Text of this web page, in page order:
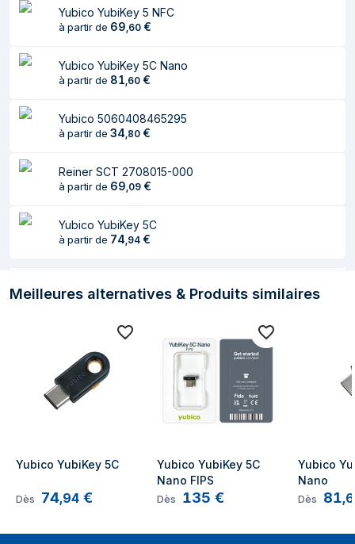
Yubico YubiKey 5 NFC
à partir de 69 60 €
Yubico YubiKey 5C Nano
à partir de 81 60 €
Yubico 5060408465295
à partir de 34 80 €
Reiner SCT 2708015-000
à partir de 69 09 €
Yubico YubiKey 5C
à partir de 74 94 €
Meilleures alternatives & Produits similaires
Yubico YubiKey 5C
Dès 74,94 €
Yubico YubiKey 5C
Nano FIPS
Dès 135 €
Yubico
Nano
Dès 81,